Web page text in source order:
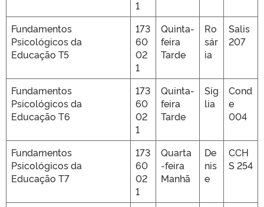
1
Fundamentos
Psicológicos da
Educação T5
173
60
02
1
Quinta-
feira
Tarde
Ro
sár
ia
Salis
207
Fundamentos
Psicológicos da
Educação T6
173
60
02
1
Quinta-
feira
Tarde
Síg
lia
Cond
e
004
Fundamentos
Psicológicos da
Educação T7
173
60
02
1
Quarta
-feira
Manhã
De
nis
e
CCH
S 254